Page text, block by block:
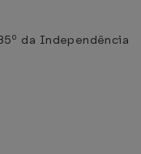
da Independência